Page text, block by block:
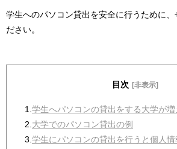
学生へのパソコン貸出を安全に行うために、
ださい。
目次 [非表示]
1.学生へパソコンの貸出をする大学が増
2.大学でのパソコン貸出の例
3.学生にパソコンの貸出を行うと個人